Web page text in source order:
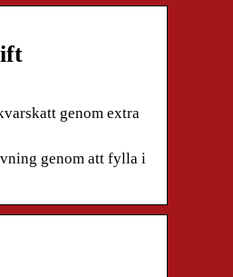
genom extra
genom att fylla i